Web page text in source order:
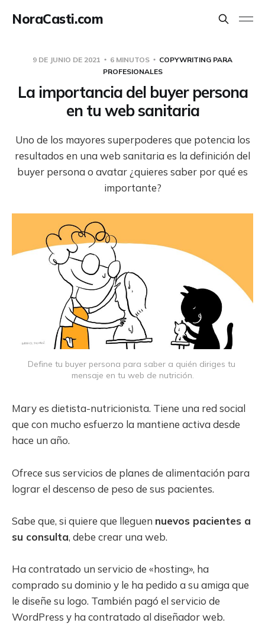
NoraCasti.com
9 DE JUNIO DE 2021 6 MINUTOS
COPYWRITING PARA
PROFESIONALES
La importancia del buyer persona
en tu web sanitaria
Uno de los mayores superpoderes que potencia los
resultados en una web sanitaria es la definición del
buyer persona o avatar ¿quieres saber por qué es
importante?
Define tu buyer persona para saber a quién diriges tu
mensaje en tu web de nutrición.
Mary es dietista-nutricionista. Tiene una red social
que con mucho esfuerzo la mantiene activa desde
hace un año.
Ofrece sus servicios de planes de alimentación para
lograr el descenso de peso de sus pacientes.
Sabe que, si quiere que lleguen nuevos pacientes a
su consulta, debe crear una web.
Ha contratado un servicio de «hosting», ha
comprado su dominio y le ha pedido a su amiga que
le diseñe su logo. También pagó el servicio de
WordPress y ha contratado al diseñador web.